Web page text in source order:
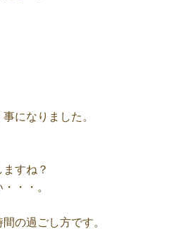
になりました。
すね？
・・。
の過ごし方です。